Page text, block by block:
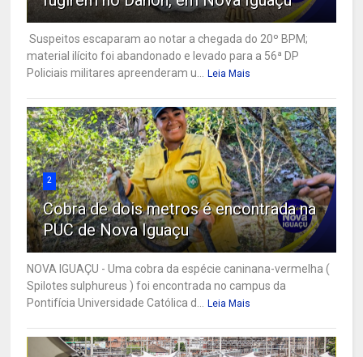
Suspeitos escaparam ao notar a chegada do 20º BPM;
material ilícito foi abandonado e levado para a 56ª DP
Policiais militares apreenderam u...
Leia Mais
2
Cobra de dois metros é encontrada na
PUC de Nova Iguaçu
NOVA IGUAÇU - Uma cobra da espécie caninana-vermelha (
Spilotes sulphureus ) foi encontrada no campus da
Pontifícia Universidade Católica d...
Leia Mais